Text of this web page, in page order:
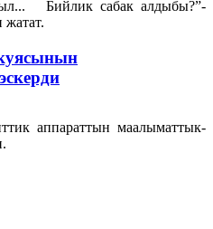
Бийлик сабак алдыбы?”-
жатат.
аппараттын маалыматтык-